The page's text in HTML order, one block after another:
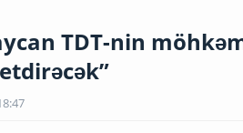
TDT-nin